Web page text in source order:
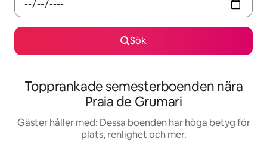
Sök
Topprankade semesterboenden nära
Praia de Grumari
Gäster håller med: Dessa boenden har höga betyg för
plats, renlighet och mer.